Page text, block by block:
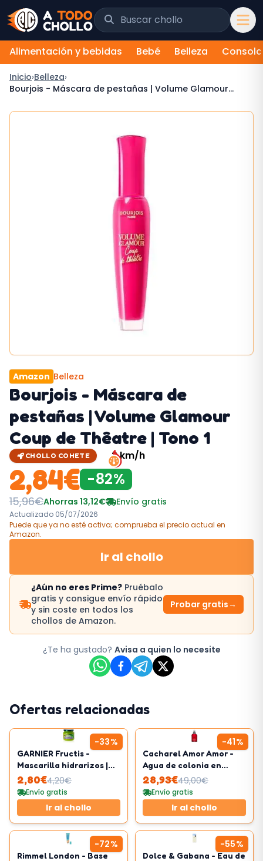
Saltar al contenido
Buscar chollos y tiendas
Alimentación y bebidas Bebé Belleza
Inicio›Belleza›
Bourjois - Máscara de pestañas | Volume Glamour
Amazon Belleza
Bourjois - Máscara de
pestañas | Volume Glamour
Coup de Thêatre | Tono 1
CHOLLO COHETE 2km/h
2,84€ -82%
15,96€Ahorras 13,12€ Envío gratis
Actualizado 05/07/2026
Puede que ya no esté activa; comprueba el precio actual en
Amazon.
Ir al chollo
¿Aún no eres Prime? Pruébalo
gratis y consigue envío rápido
y sin coste en todos los
chollos de Amazon.
Probar gratis→
¿Te ha gustado? Avisa a quien lo necesite
Ofertas relacionadas
-33%
GARNIER Fructis -
Mascarilla hidrarizos |
320ml
2,80€4,20€
Envío gratis
Ir al chollo
-41%
Cacharel Amor Amor -
Agua de colonia en
vaporizador spray para
mujer
28,93€49,00€
Envío gratis
Ir al chollo
-72%
Rimmel London - Base
-55%
Dolce & Gabana - Eau de